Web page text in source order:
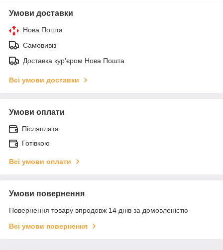
Умови доставки
Нова Пошта
Самовивіз
Доставка кур'єром Нова Пошта
Всі умови доставки
Умови оплати
Післяплата
Готівкою
Всі умови оплати
Умови повернення
Повернення товару впродовж 14 днів за домовленістю
Всі умови повернення